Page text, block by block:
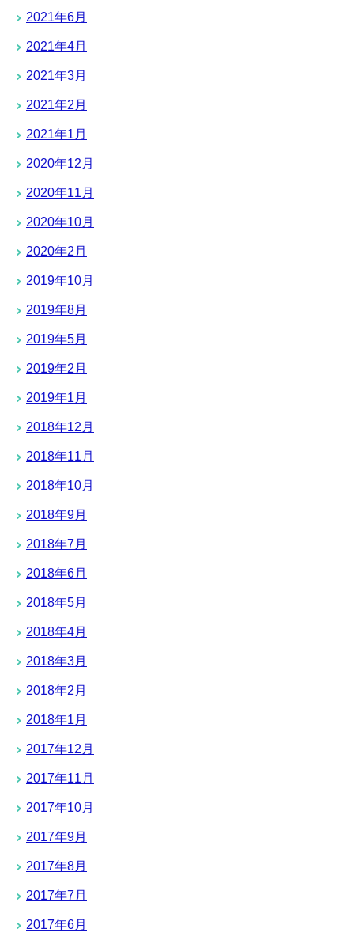
2021年6月
2021年4月
2021年3月
2021年2月
2021年1月
2020年12月
2020年11月
2020年10月
2020年2月
2019年10月
2019年8月
2019年5月
2019年2月
2019年1月
2018年12月
2018年11月
2018年10月
2018年9月
2018年7月
2018年6月
2018年5月
2018年4月
2018年3月
2018年2月
2018年1月
2017年12月
2017年11月
2017年10月
2017年9月
2017年8月
2017年7月
2017年6月